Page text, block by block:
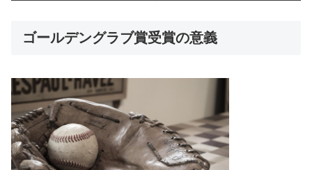
ゴールデングラブ賞受賞の意義